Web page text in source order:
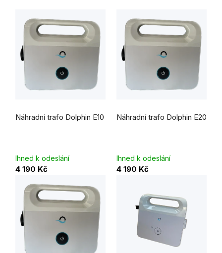
Náhradní trafo Dolphin E10
Ihned k odeslání
4 190 Kč
Náhradní trafo Dolphin E20
Ihned k odeslání
4 190 Kč